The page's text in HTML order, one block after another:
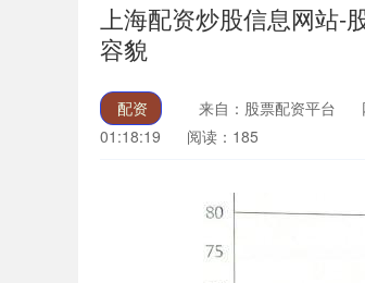
上海配资炒股信息网站-
容貌
配资 来自：股票配资平台
01:18:19
阅读：185